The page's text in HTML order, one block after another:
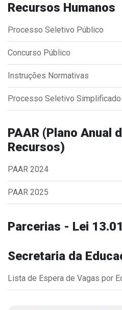
Instruções Normativas
Dispensas e
Chamamentos Públicos
Leis, Decretos e Portarias
Transparência
Portal da Transparência
Outros
Downloads
Contato
Recursos Humanos
Processo Seletivo Público
Concurso Público
Instruções Normativas
Processo Seletivo Simplificado
PAAR (Plano Anual
Recursos)
PAAR 2024
PAAR 2025
Parcerias - Lei
Secretaria da
Lista de Espera de Vagas por